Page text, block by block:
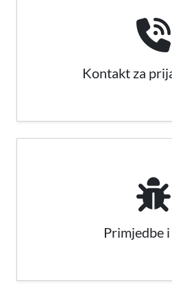
Kontakt za
Primjedbe